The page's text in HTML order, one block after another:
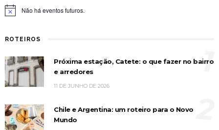
Notice Não há eventos futuros.
ROTEIROS
Próxima estação, Catete: o que fazer no bairro
e arredores
11 DE JUNHO DE 2026
1
Chile e Argentina: um roteiro para o Novo
Mundo